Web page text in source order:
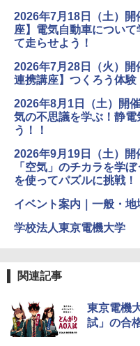
2026年7月18日（土）
座】電気自動車につい
て走らせよう！
2026年7月28日（火）
連携講座】つくろう体験
2026年8月1日（土）開
気の不思議を学ぶ！静
う！！
2026年9月19日（土）開
「空気」のチカラを学
を使ってパズルに挑戦！
イベント案内｜一般・
学校法人東京電機大学
関連記事
東京電機
試」の合